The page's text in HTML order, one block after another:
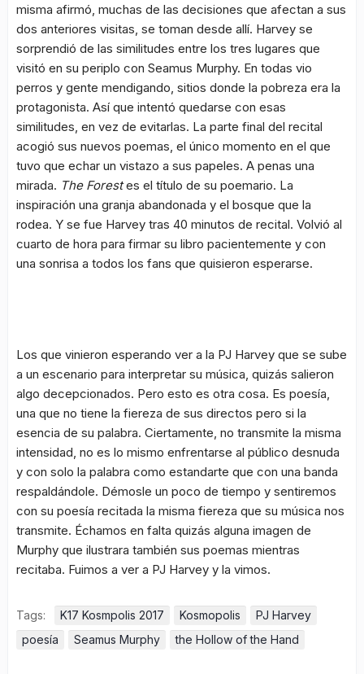
misma afirmó, muchas de las decisiones que afectan a sus
dos anteriores visitas, se toman desde allí. Harvey se
sorprendió de las similitudes entre los tres lugares que
visitó en su periplo con Seamus Murphy. En todas vio
perros y gente mendigando, sitios donde la pobreza era la
protagonista. Así que intentó quedarse con esas
similitudes, en vez de evitarlas. La parte final del recital
acogió sus nuevos poemas, el único momento en el que
tuvo que echar un vistazo a sus papeles. A penas una
mirada. The Forestes el título de su poemario. La
inspiración una granja abandonada y el bosque que la
rodea. Y se fue Harvey tras 40 minutos de recital. Volvió al
cuarto de hora para firmar su libro pacientemente y con
una sonrisa a todos los fans que quisieron esperarse.
Los que vinieron esperando ver a la PJ Harvey que se sube
a un escenario para interpretar su música, quizás salieron
algo decepcionados. Pero esto es otra cosa. Es poesía,
una que no tiene la fiereza de sus directos pero si la
esencia de su palabra. Ciertamente, no transmite la misma
intensidad, no es lo mismo enfrentarse al público desnuda
y con solo la palabra como estandarte que con una banda
respaldándole. Démosle un poco de tiempo y sentiremos
con su poesía recitada la misma fiereza que su música nos
transmite. Échamos en falta quizás alguna imagen de
Murphy que ilustrara también sus poemas mientras
recitaba. Fuimos a ver a PJ Harvey y la vimos.
Tags: K17 Kosmpolis 2017 Kosmopolis
PJ Harvey
poesía
Seamus Murphy the Hollow of the Hand